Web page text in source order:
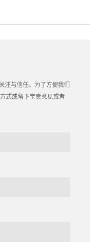
注与信任。为了方便我们
式或留下宝贵意见或者